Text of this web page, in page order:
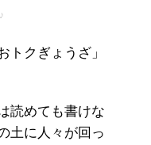
トクぎょうざ」
読めても書けな
土に人々が回っ